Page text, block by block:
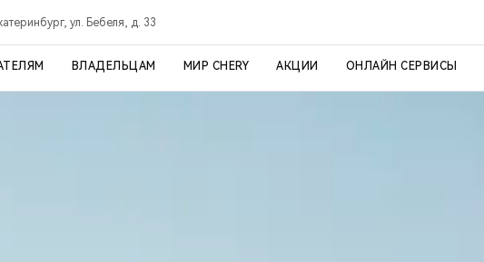
ул. Бебеля, д. 33
ВЛАДЕЛЬЦАМ МИР CHERY АКЦИИ ОНЛАЙН СЕРВИСЫ